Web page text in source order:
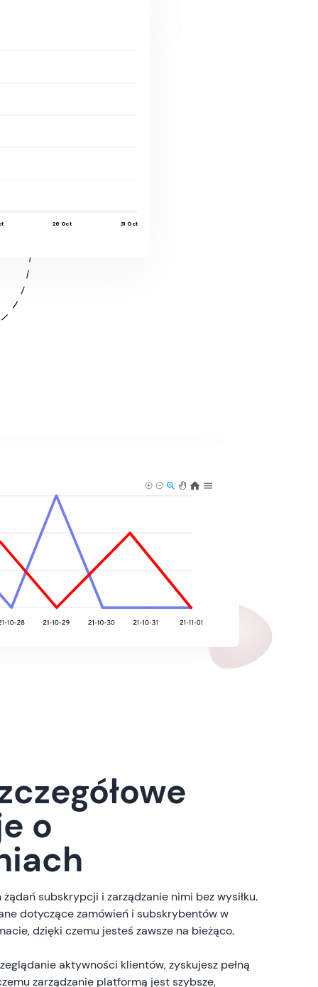
o
subskrypcji i zarządzanie nimi bez wysiłku.
dotyczące zamówień i subskrybentów w
dzięki czemu jesteś zawsze na bieżąco.
aktywności klientów, zyskujesz pełną
zarządzanie platformą jest szybsze,